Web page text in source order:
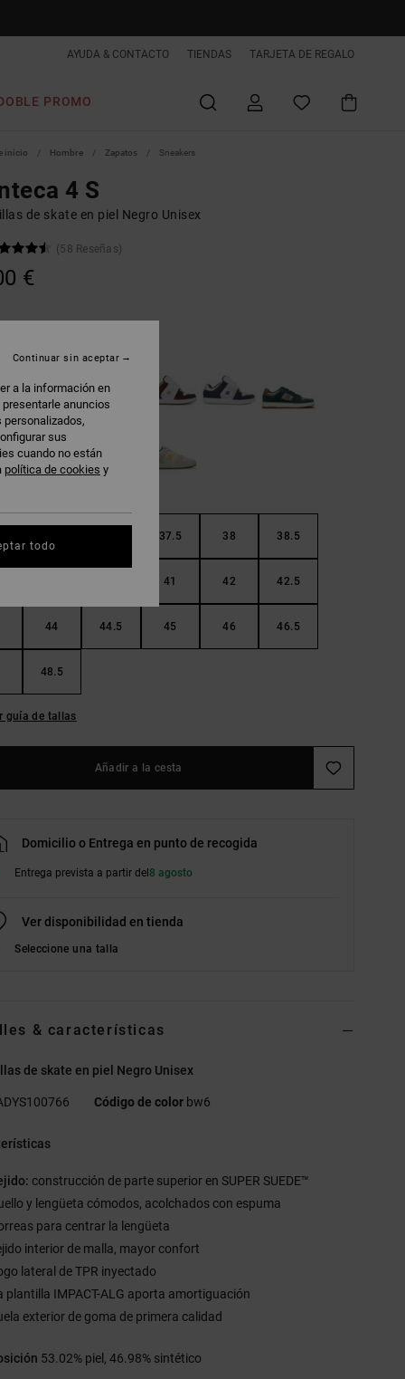
AYUDA & CONTACTO TIENDAS TARJETA DE REGALO
PROMO
inicio Hombre Zapatos Sneakers
4 S
de skate en piel Negro Unisex
(58 Reseñas)
€
37.5 38 38.5
41 42 42.5
44 44.5 45 46 46.5
48.5
guía de tallas
Añadir a la cesta
Domicilio o Entrega en punto de recogida
Entrega prevista a partir del8 agosto
Ver disponibilidad en tienda
Seleccione una talla
& características
de skate en piel Negro Unisex
Código de color bw6
construcción de parte superior en SUPER SUEDE™
y lengüeta cómodos, acolchados con espuma
para centrar la lengüeta
interior de malla, mayor confort
lateral de TPR inyectado
plantilla IMPACT-ALG aporta amortiguación
exterior de goma de primera calidad
53.02% piel, 46.98% sintético
a la información en
anuncios
personalizados,
sus
cuando no están
política de cookies y
Continuar sin aceptar
todo